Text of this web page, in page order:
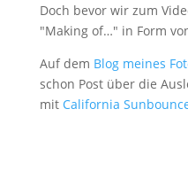
Doch bevor wir zum
"Making of…" in Form
Auf dem Blog meines
schon Post über die
mit California